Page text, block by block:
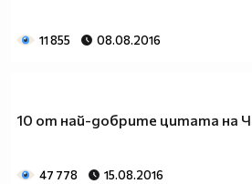
11 855 08.08.2016
10 от най-добрите цитата на
47 778 15.08.2016